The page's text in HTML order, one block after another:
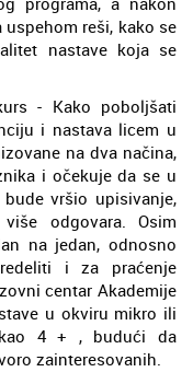
reši, kako se
nastave koja se
- Kako poboljšati
i nastava licem u
na dva načina,
i očekuje da se u
vršio upisivanje,
odgovara. Osim
na jedan, odnosno
i za praćenje
centar Akademije
u okviru mikro ili
4 + , budući da
zainteresovanih.